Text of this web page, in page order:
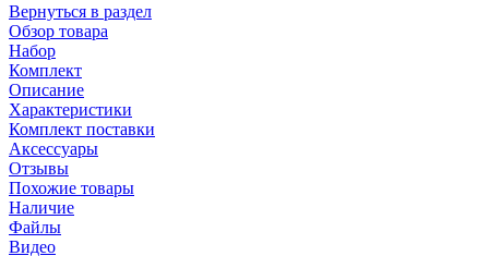
Вернуться в раздел
Обзор товара
Набор
Комплект
Описание
Характеристики
Комплект поставки
Аксессуары
Отзывы
Похожие товары
Наличие
Файлы
Видео